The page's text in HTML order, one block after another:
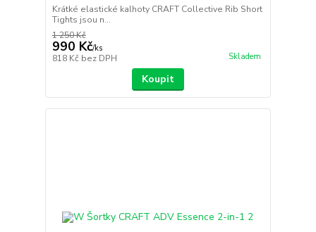
Krátké elastické kalhoty CRAFT Collective Rib Short
Tights jsou n...
1 250 Kč
990 Kč/ks
818 Kč bez DPH Skladem
Koupit